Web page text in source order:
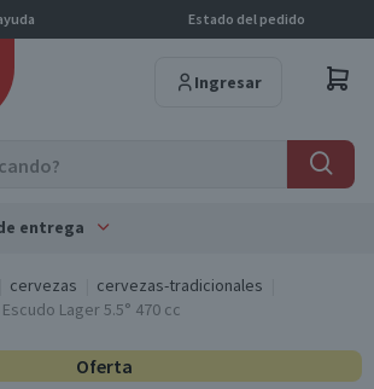
Estado del pedido
Ingresar
entrega
cervezas
cervezas-tradicionales
Lager 5.5° 470 cc
Oferta